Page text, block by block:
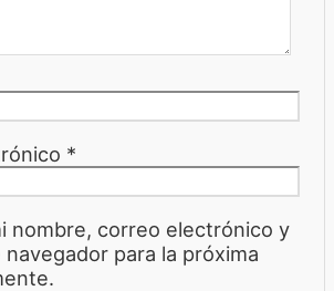
*
nombre, correo electrónico y
para la próxima